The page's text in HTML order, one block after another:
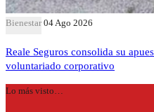
Bienestar 04 Ago 2026
Reale Seguros consolida su
voluntariado corporativo
Lo más visto…